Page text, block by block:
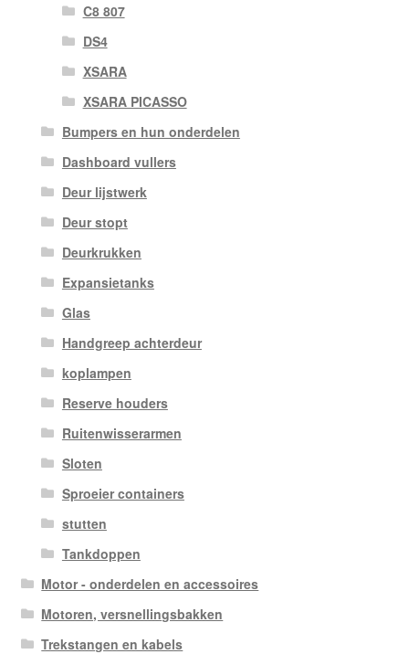
C8 807
DS4
XSARA
XSARA PICASSO
Bumpers en hun onderdelen
Dashboard vullers
Deur lijstwerk
Deur stopt
Deurkrukken
Expansietanks
Glas
Handgreep achterdeur
koplampen
Reserve houders
Ruitenwisserarmen
Sloten
Sproeier containers
stutten
Tankdoppen
Motor - onderdelen en accessoires
Motoren, versnellingsbakken
Trekstangen en kabels